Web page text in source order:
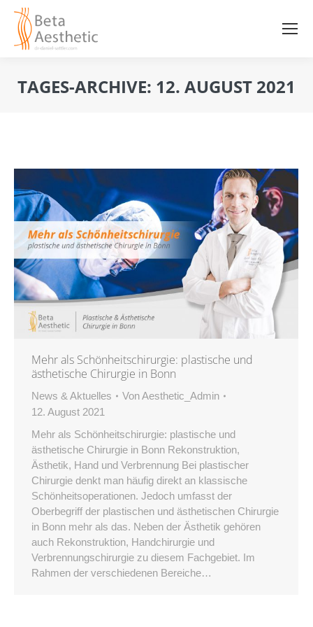
TAGES-ARCHIVE: 12. AUGUST 2021
Mehr als Schönheitschirurgie: plastische und
ästhetische Chirurgie in Bonn
News & Aktuelles VonAesthetic_Admin
12. August 2021
Mehr als Schönheitschirurgie: plastische und
ästhetische Chirurgie in Bonn Rekonstruktion,
Ästhetik, Hand und Verbrennung Bei plastischer
Chirurgie denkt man häufig direkt an klassische
Schönheitsoperationen. Jedoch umfasst der
Oberbegriff der plastischen und ästhetischen Chirurgie
in Bonn mehr als das. Neben der Ästhetik gehören
auch Rekonstruktion, Handchirurgie und
Verbrennungschirurgie zu diesem Fachgebiet. Im
Rahmen der verschiedenen Bereiche…